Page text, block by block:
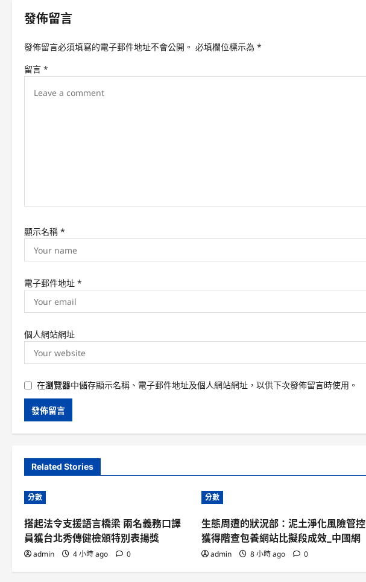
n
i
n
發佈留言
發佈留言必須填寫的電子郵件地址不會公開。 必填欄位標示為 *
留言 *
顯示名稱 *
電子郵件地址 *
個人網站網址
在瀏覽器中儲存顯示名稱、電子郵件地址及個人網站網址，以供下次發佈留言時使用。
Related Stories
分數
搭起法令支援語言橋梁 兩名義務口譯
員獲台北秀傳健檢頒特別表揚獎
admin 4 小時 ago 0
分數
生態周遭的狀況部：泥土淨化風險管控
獲得階查包養網站比擬段成效_中國網
admin 8 小時 ago 0